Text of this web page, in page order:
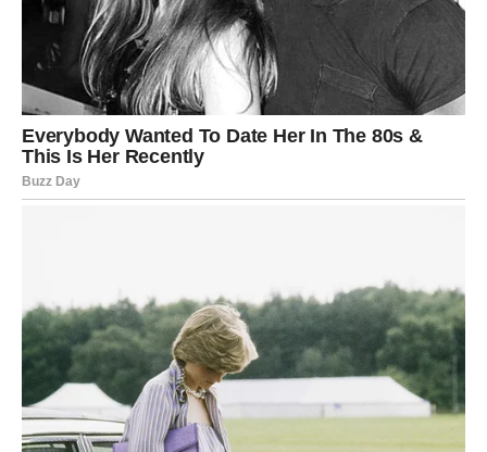
zapravo spasila od još većeg bola. Neki ljudi nisu znali
cijeniti tvoju dobrotu i tvoje srce, ali to ne znači da sa
tobom nešto nije u redu. Problem je u tome što nisu svi
sposobni voljeti iskreno.
Na polju ljubavi, ova karta pokazuje kraj jednog
emotivnog haosa. Ako si dugo bio/la zbunjen/a nečijim
Mnogi koji izaberu ovu kartu uskoro će donijeti veoma
važnu odluku za sebe. To može biti prekid kontakta sa
osobom koja ih je povrjeđivala, udaljavanje od lažnih
prijatelja ili konačno stavljanje sebe na prvo mjesto.
Zanimljivo je da ova karta donosi i novu energiju. Nakon